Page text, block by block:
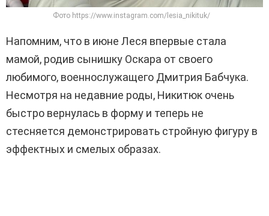
Фото https://www.instagram.com/lesia_nikituk/
Напомним, что в июне Леся впервые стала
мамой, родив сынишку Оскара от своего
любимого, военнослужащего Дмитрия Бабчука.
Несмотря на недавние роды, Никитюк очень
быстро вернулась в форму и теперь не
стесняется демонстрировать стройную фигуру в
эффектных и смелых образах.